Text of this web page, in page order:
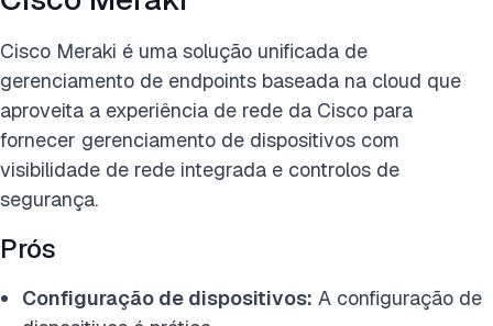
Cisco Meraki é uma solução unificada de
gerenciamento de endpoints baseada na cloud que
aproveita a experiência de rede da Cisco para
fornecer gerenciamento de dispositivos com
visibilidade de rede integrada e controlos de
segurança.
Prós
Configuração de dispositivos: A configuração de